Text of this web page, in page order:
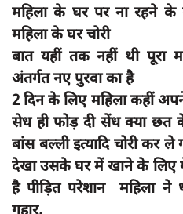
खेल
latest
प्रशासनिक
दुर्घटना
editors-pick
other
Login
महिला के घर पर ना रहने के
महिला के घर चोरी
बात यहीं तक नहीं थी पूरा
अंतर्गत नए पुरवा का है
2 दिन के लिए महिला कहीं
सेध ही फोड़ दी सेंध क्या
बांस बल्ली इत्यादि चोरी कर
देखा उसके घर में खाने के लिए
है पीड़ित परेशान महिला ने
गुहार,